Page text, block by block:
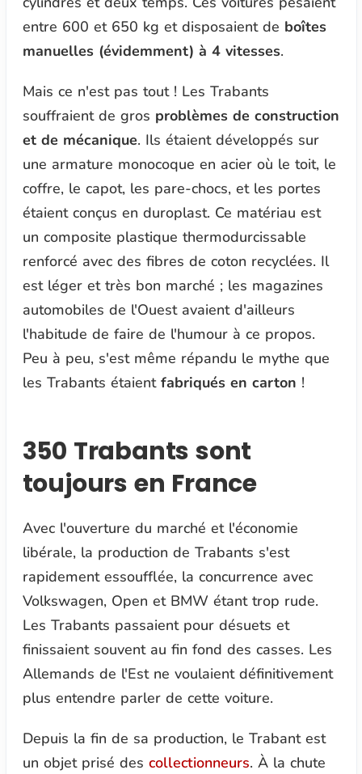
entre 600 et 650 kg et disposaient de boîtes
manuelles (évidemment) à 4 vitesses.
Mais ce n'est pas tout ! Les Trabants
souffraient de gros problèmes de construction
et de mécanique. Ils étaient développés sur
une armature monocoque en acier où le toit, le
coffre, le capot, les pare-chocs, et les portes
étaient conçus en duroplast. Ce matériau est
un composite plastique thermodurcissable
renforcé avec des fibres de coton recyclées. Il
est léger et très bon marché ; les magazines
automobiles de l'Ouest avaient d'ailleurs
l'habitude de faire de l'humour à ce propos.
Peu à peu, s'est même répandu le mythe que
les Trabants étaient fabriqués en carton !
350 Trabants sont
toujours en France
Avec l'ouverture du marché et l'économie
libérale, la production de Trabants s'est
rapidement essoufflée, la concurrence avec
Volkswagen, Open et BMW étant trop rude.
Les Trabants passaient pour désuets et
finissaient souvent au fin fond des casses. Les
Allemands de l'Est ne voulaient définitivement
plus entendre parler de cette voiture.
Depuis la fin de sa production, le Trabant est
un objet prisé des collectionneurs. À la chute